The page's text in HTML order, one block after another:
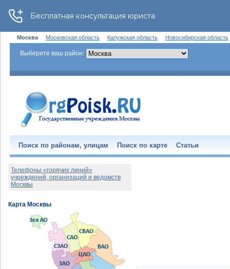
Москва Московская область Калужская область Новосибирская область
Выберите ваш район:
Поиск по районам, улицам Поиск по карте Статьи
Телефоны «горячих линий»
учреждений, организаций и ведомств
Москвы